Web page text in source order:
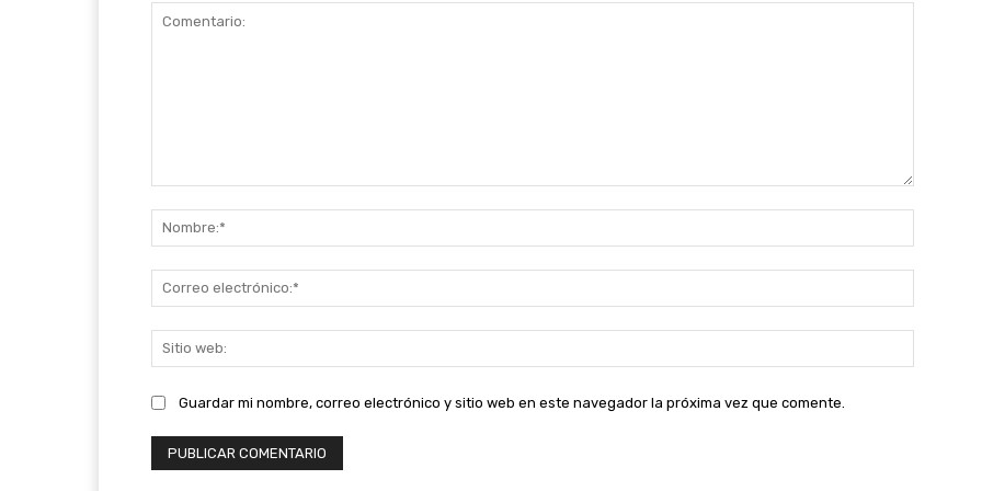
web:
Guardar mi nombre, correo electrónico y sitio web en este navegador la próxima vez que comente.